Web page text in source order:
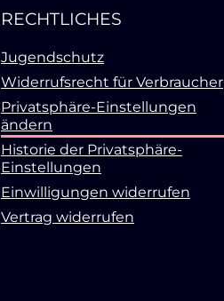
RECHTLICHES
Jugendschutz
Widerrufsrecht für Verbraucher
Privatsphäre-Einstellungen
ändern
Historie der Privatsphäre-
Einstellungen
Einwilligungen widerrufen
Vertrag widerrufen